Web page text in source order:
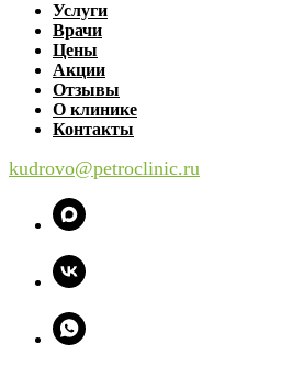
Услуги
Врачи
Цены
Акции
Отзывы
О клинике
Контакты
kudrovo@petroclinic.ru